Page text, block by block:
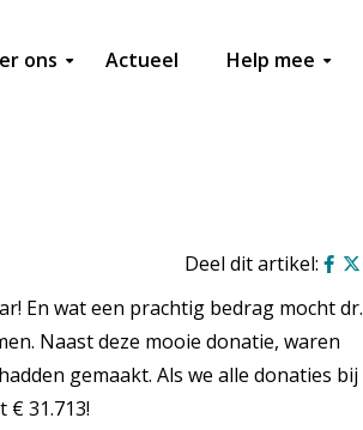
ons Actueel Help mee
En wat een prachtig bedrag mocht dr.
Naast deze mooie donatie, waren
gemaakt. Als we alle donaties bij
31.713!